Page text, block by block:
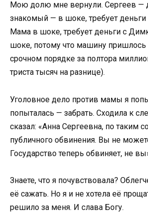
Мою долю мне вернули. Сергеев —
знакомый — в шоке, требует
Мама в шоке, требует деньги с
шоке, потому что машину пришлось
срочном порядке за полтора
триста тысяч на разнице).
Уголовное дело против мамы я
попыталась — забрать. Сходила к
сказал: «Анна Сергеевна, по таким
публичного обвинения. Вы не
Государство теперь обвиняет, не
Знаете, что я почувствовала?
её сажать. Но я и не хотела её
решило за меня. И слава Богу.